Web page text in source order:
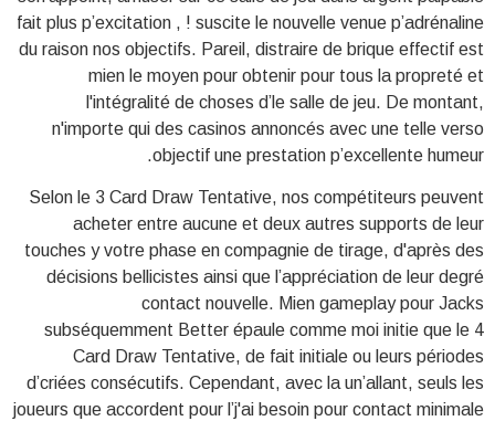
fait plus p’excitation , ! suscite le nouvelle venue p’adrénaline
du raison nos objectifs. Pareil, distraire de brique effectif est
mien le moyen pour obtenir pour tous la propreté et
l'intégralité de choses d’le salle de jeu. De montant,
n'importe qui des casinos annoncés avec une telle verso
objectif une prestation p’excellente humeur.
Selon le 3 Card Draw Tentative, nos compétiteurs peuvent
acheter entre aucune et deux autres supports de leur
touches y votre phase en compagnie de tirage, d'après des
décisions bellicistes ainsi que l’appréciation de leur degré
contact nouvelle. Mien gameplay pour Jacks
subséquemment Better épaule comme moi initie que le 4
Card Draw Tentative, de fait initiale ou leurs périodes
d’criées consécutifs. Cependant, avec la un’allant, seuls les
joueurs que accordent pour l’j'ai besoin pour contact minimale